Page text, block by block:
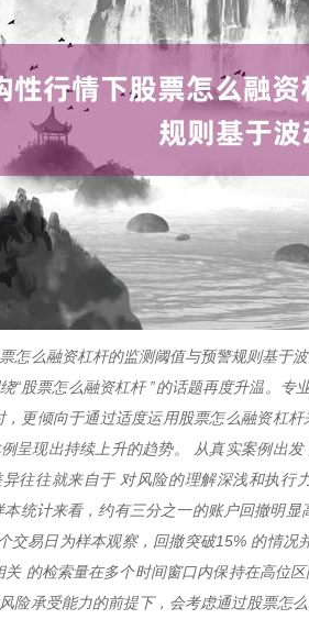
怎么融资杠杆的监测阈值与预警规则基于
“股票怎么融资杠杆 ”的话题再度升温。
，更倾向于通过适度运用股票怎么融资杠
呈现出持续上升的趋势。 从真实案例出
往往就来自于 对风险的理解深浅和执行
本统计来看，约有三分之一的账户回撤明
交易日为样本观察，回撤突破15% 的情况
关 的检索量在多个时间窗口内保持在高位
险承受能力的前提下，会考虑通过股票怎